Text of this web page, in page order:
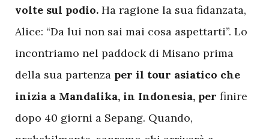
volte sul podio. Ha ragione la sua fidanzata,
Alice: “Da lui non sai mai cosa aspettarti”. Lo
incontriamo nel paddock di Misano prima
della sua partenza per il tour asiatico che
inizia a Mandalika, in Indonesia, per finire
dopo 40 giorni a Sepang. Quando,